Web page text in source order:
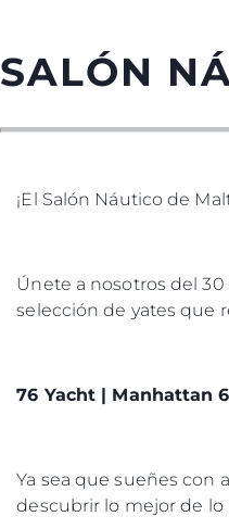
SALÓN
¡El Salón Náutico de
Únete a nosotros del
selección de yates que
76 Yacht | Manhattan
Ya sea que sueñes
descubrir lo mejor de lo